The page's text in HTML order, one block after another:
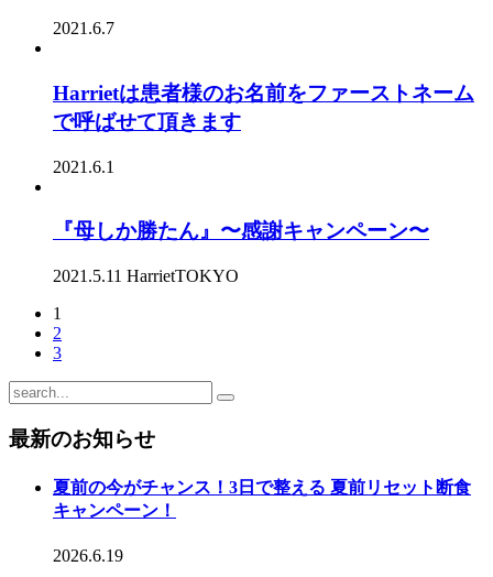
2021.6.7
Harrietは患者様のお名前をファーストネーム
で呼ばせて頂きます
2021.6.1
『母しか勝たん』〜感謝キャンペーン〜
2021.5.11 HarrietTOKYO
1
2
3
最新のお知らせ
夏前の今がチャンス！3日で整える 夏前リセット断食
キャンペーン！
2026.6.19